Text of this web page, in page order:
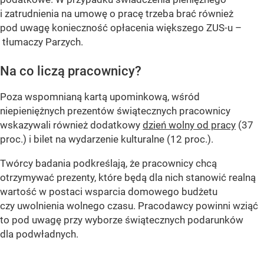
i zatrudnienia na umowę o pracę trzeba brać również
pod uwagę konieczność opłacenia większego ZUS-u –
tłumaczy Parzych.
Na co liczą pracownicy?
Poza wspomnianą kartą upominkową, wśród
niepieniężnych prezentów świątecznych pracownicy
wskazywali również dodatkowy dzień wolny od pracy (37
proc.) i bilet na wydarzenie kulturalne (12 proc.).
Twórcy badania podkreślają, że pracownicy chcą
otrzymywać prezenty, które będą dla nich stanowić realną
wartość w postaci wsparcia domowego budżetu
czy uwolnienia wolnego czasu. Pracodawcy powinni wziąć
to pod uwagę przy wyborze świątecznych podarunków
dla podwładnych.